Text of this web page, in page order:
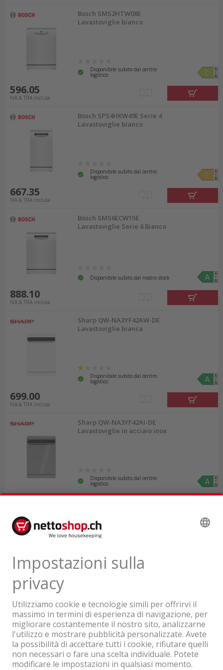
Bosch SMS2HTW08E
Lavastoviglie bianco
Disponibile subito dal centro
logistico
596.05
IVA & TRA inclusa
Bosch SPS4HKW49E Serie 4
Lavastoviglie bianco
Disponibile subito dal centro
logistico
667.35
IVA & TRA inclusa
Bosch SMS6ECW15E
Lavastoviglie Serie 6 Bianco
Disponibile subito dal nostro stock
888.10
IVA & TRA inclusa
Sharp QW-NA3YF42AW-DE
Lavastoviglie bianca
Disponibile subito dal centro
logistico
699.00
IVA & TRA inclusa
Sharp QW-NA3YF42AI-DE
Lavastoviglie in acciaio inox
Disponibile subito dal centro
logistico
549.45
Un'azienda del Gruppo Coop